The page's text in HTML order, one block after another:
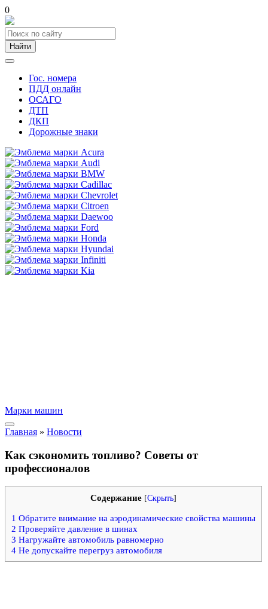
0
Найти
Гос. номера
ПДД онлайн
ОСАГО
ДТП
ДКП
Дорожные знаки
Марки машин
Главная » Новости
Как сэкономить топливо? Советы от
профессионалов
Содержание [Скрыть]
1 Обратите внимание на аэродинамические свойства машины
2 Проверяйте давление в шинах
3 Нагружайте автомобиль равномерно
4 Не допускайте перегруз автомобиля